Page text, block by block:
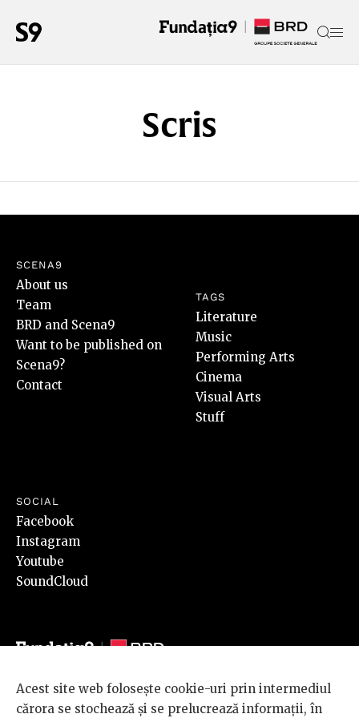
Scris
SCENA9
About us
Team
BRD and Scena9
Want to be published on
Scena9?
Contact
TAGS
Literature
Music
Performing Arts
Cinema
Visual Arts
Stuff
SOCIAL
Facebook
Instagram
Youtube
SoundCloud
© 2026 BRD Groupe Société Générale, toate drepturile rezervate.
Acest site web folosește cookie-uri prin intermediul
cărora se stochează și se prelucrează informații, în